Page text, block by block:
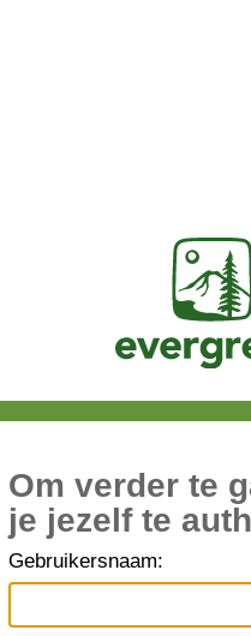
Om verder te
je jezelf te
Gebruikersnaam: